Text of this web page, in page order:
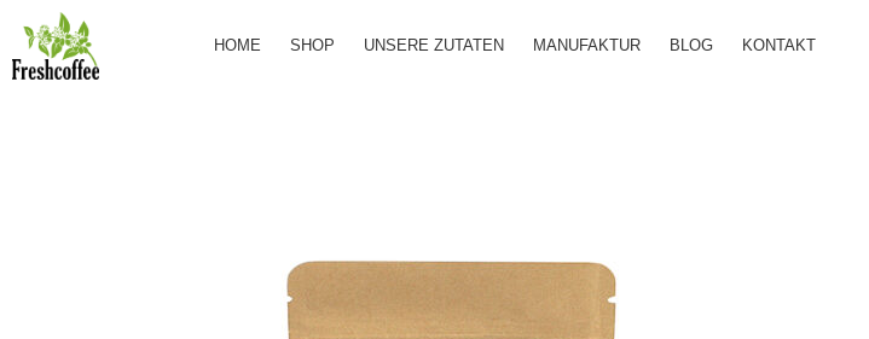
Inhalt
springen
HOME SHOP UNSERE ZUTATEN MANUFAKTUR BLOG KONTAKT